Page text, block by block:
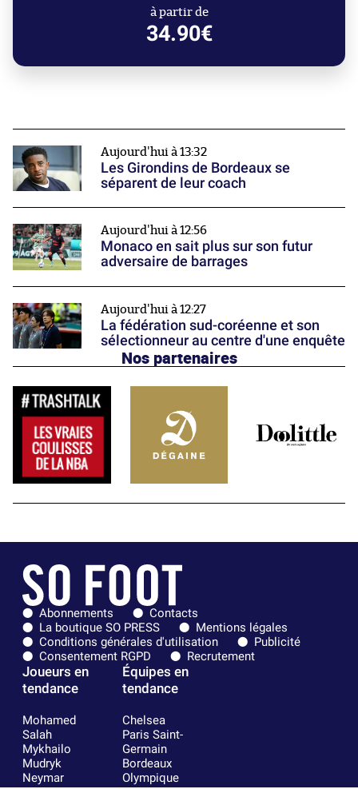
à partir de
34.90€
Aujourd'hui à 13:32
Les Girondins de Bordeaux se
séparent de leur coach
Aujourd'hui à 12:56
Monaco en sait plus sur son futur
adversaire de barrages
Aujourd'hui à 12:27
La fédération sud-coréenne et son
sélectionneur au centre d'une enquête
Nos partenaires
Abonnements
Contacts
La boutique SO PRESS
Mentions légales
Conditions générales d'utilisation
Publicité
Consentement RGPD
Recrutement
Joueurs en
tendance
Mohamed
Salah
Mykhailo
Mudryk
Neymar
Équipes en
tendance
Chelsea
Paris Saint-
Germain
Bordeaux
Olympique